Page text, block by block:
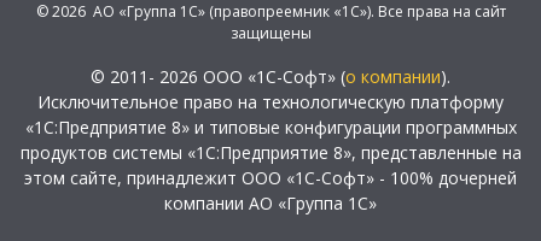
© 2026 АО «Группа 1С» (правопреемник «1С»). Все права на сайт
защищены
© 2011- 2026 ООО «1С-Софт» (о компании).
Исключительное право на технологическую платформу
«1С:Предприятие 8» и типовые конфигурации программных
продуктов системы «1С:Предприятие 8», представленные на
этом сайте, принадлежит ООО «1С-Софт» - 100% дочерней
компании АО «Группа 1С»